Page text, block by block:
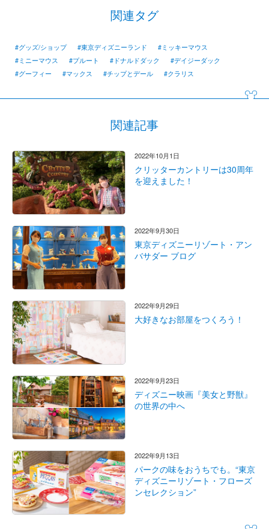
関連タグ
#グッズ/ショップ #東京ディズニーランド
#ミッキーマウス
#ミニーマウス
#プルート #ドナルドダック
#デイジーダック
#グーフィー
#マックス #チップとデール #クラリス
関連記事
2022年10月1日
クリッターカントリーは30周年
を迎えました！
2022年9月30日
東京ディズニーリゾート・アン
バサダー ブログ
2022年9月29日
大好きなお部屋をつくろう！
2022年9月23日
ディズニー映画『美女と野獣』
の世界の中へ
2022年9月13日
パークの味をおうちでも。“東京
ディズニーリゾート・フローズ
ンセレクション”